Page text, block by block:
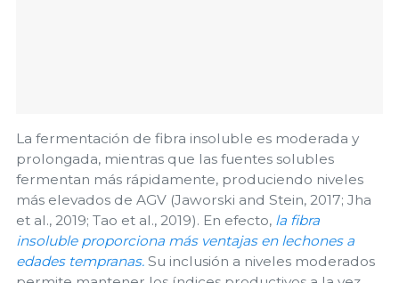
La fermentación de fibra insoluble es moderada y
prolongada, mientras que las fuentes solubles
fermentan más rápidamente, produciendo niveles
más elevados de AGV (Jaworski and Stein, 2017; Jha
et al., 2019; Tao et al., 2019). En efecto, la fibra
insoluble proporciona más ventajas en lechones a
edades tempranas. Su inclusión a niveles moderados